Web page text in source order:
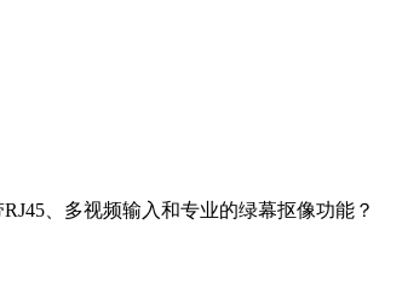
、多视频输入和专业的绿幕抠像功能？